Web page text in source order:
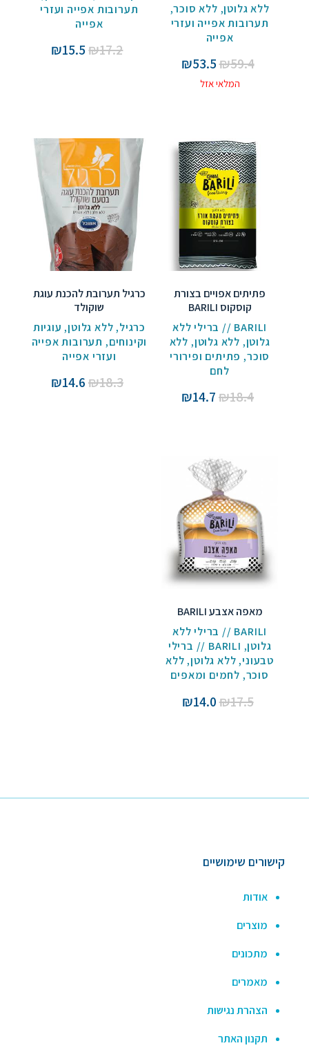
ללא גלוטן, ללא סוכר,
תערובות אפייה ועזרי
אפייה
₪59.4
המחיר
המקורי
₪53.5
המלאי אזל
תערובות אפייה ועזרי
אפייה
₪17.2
המחיר
₪15.5 המחיר
פתיתים אפויים בצורת
קוסקוס BARILI
BARILI // ברילי ללא
גלוטן, ללא גלוטן, ללא
סוכר, פתיתים ופירורי
לחם
₪18.4
המחיר
₪14.7
המחיר
כרגיל תערובת להכנת עוגת
שוקולד
כרגיל,ללא גלוטן, עוגיות
וקינוחים, תערובות אפייה
ועזרי אפייה
₪18.3
המחיר
₪14.6
מאפה אצבע BARILI
BARILI // ברילי ללא
גלוטן,
BARILI // ברילי
טבעוני,ללא גלוטן,ללא
סוכר, לחמים ומאפים
₪17.5
המחיר
₪14.0
קישורים שימושיים
אודות
מוצרים
מתכונים
מאמרים
הצהרת נגישות
תקנון האתר